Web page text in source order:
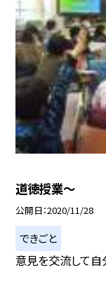
道徳授業〜
公開日 2020/11/28
できごと
意見を交流して自